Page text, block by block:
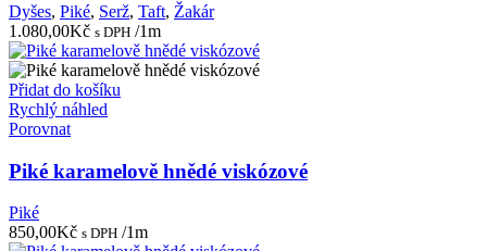
Dyšes, Piké, Serž, Taft, Žakár
1.080,00Kč s DPH /1m
Přidat do košíku
Rychlý náhled
Porovnat
Piké karamelově hnědé viskózové
Piké
850,00Kč s DPH /1m